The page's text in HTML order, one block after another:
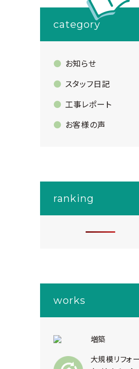
category
お知らせ
スタッフ日記
工事レポート
お客様の声
ranking
works
増築
大規模リフォー